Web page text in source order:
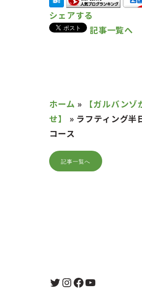
シェアする
記事一覧へ
ホーム »
【ガルバン
せ】
» ラフティング半
コース
記事一覧へ
Twitter
Instagram
Facebook
YouTube